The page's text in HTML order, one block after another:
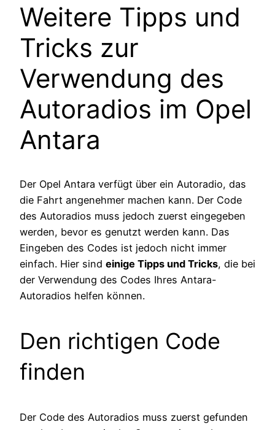
Weitere Tipps und
Tricks zur
Verwendung des
Autoradios im Opel
Antara
Der Opel Antara verfügt über ein Autoradio, das
die Fahrt angenehmer machen kann. Der Code
des Autoradios muss jedoch zuerst eingegeben
werden, bevor es genutzt werden kann. Das
Eingeben des Codes ist jedoch nicht immer
einfach. Hier sind einige Tipps und Tricks, die bei
der Verwendung des Codes Ihres Antara-
Autoradios helfen können.
Den richtigen Code
finden
Der Code des Autoradios muss zuerst gefunden